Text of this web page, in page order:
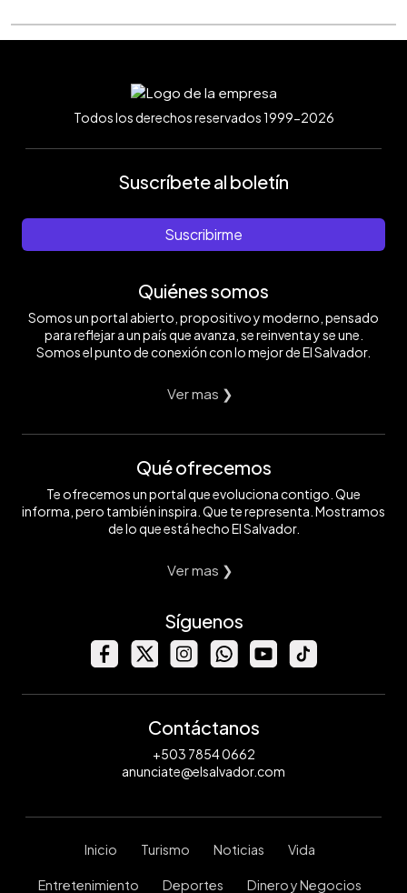
Todos los derechos reservados 1999-2026
Suscríbete al boletín
Suscribirme
Quiénes somos
Somos un portal abierto, propositivo y moderno, pensado
para reflejar a un país que avanza, se reinventa y se une.
Somos el punto de conexión con lo mejor de El Salvador.
Ver mas ❯
Qué ofrecemos
Te ofrecemos un portal que evoluciona contigo. Que
informa, pero también inspira. Que te representa. Mostramos
de lo que está hecho El Salvador.
Ver mas ❯
Síguenos
Contáctanos
+503 7854 0662
anunciate@elsalvador.com
Inicio Turismo Noticias Vida
Entretenimiento Deportes Dinero y Negocios